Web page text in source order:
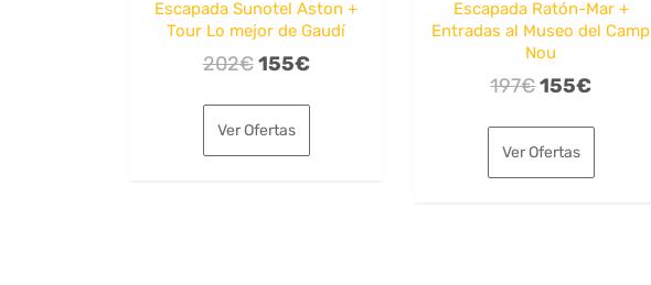
Escapada Sunotel Aston +
Tour Lo mejor de Gaudí
202€ El
original
era:
155€El
es:
Ver Ofertas
Escapada Ratón-Mar +
Entradas al Museo del Camp
Nou
197€El
original
era:
155€El
es:
Ver Ofertas